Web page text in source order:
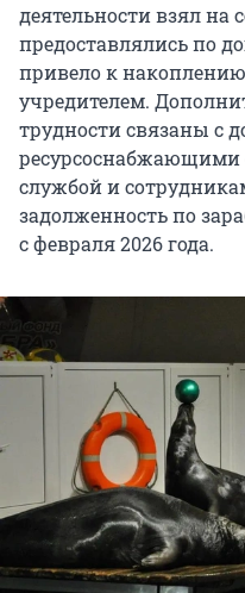
деятельности взял на
предоставлялись по
привело к
учредителем.
трудности связаны с
ресурсоснабжающими
службой и
задолженность по
с февраля 2026 года.